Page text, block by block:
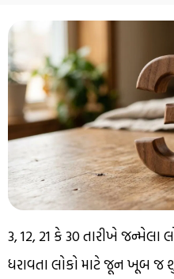
3, 12, 21 કે 30 તારીખે
ધરાવતા લોકો માટે જૂન ખૂબ